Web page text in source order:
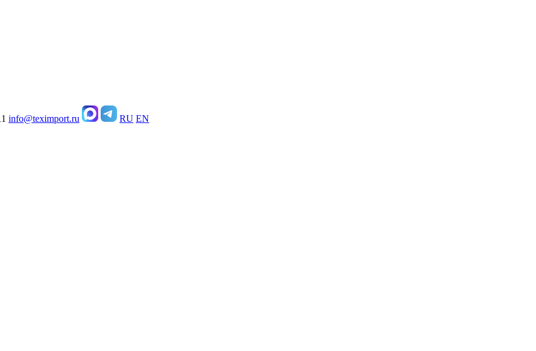
info@teximport.ru RU EN